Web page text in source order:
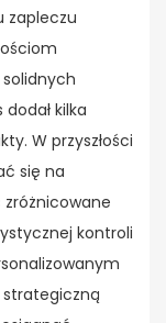
zapleczu
kilka
W przyszłości
się na
kontroli
strategiczną